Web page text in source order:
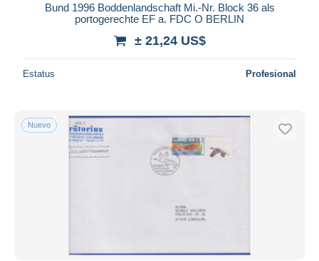
Bund 1996 Boddenlandschaft Mi.-Nr. Block 36 als
portogerechte EF a. FDC O BERLIN
± 21,24 US$
Estatus Profesional
Nuevo